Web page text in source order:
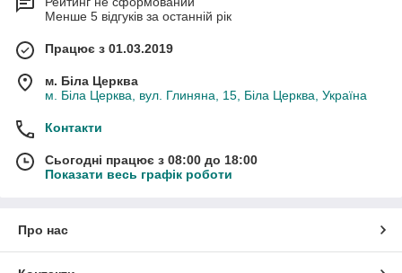
Менше 5 відгуків за останній рік
Працює з 01.03.2019
м. Біла Церква
м. Біла Церква, вул. Глиняна, 15, Біла Церква, Україна
Контакти
Сьогодні працює з 08:00 до 18:00
Показати весь графік роботи
Про нас